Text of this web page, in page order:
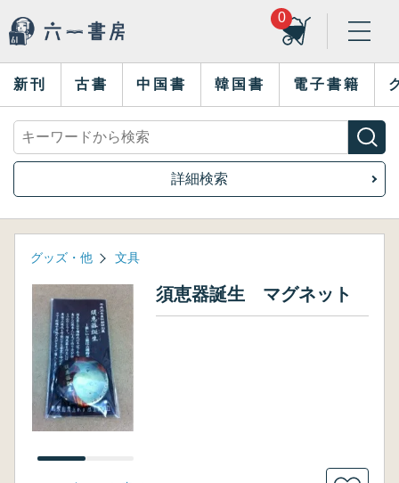
0
新刊 古書 中国書 韓国書 電子書籍
詳細検索
グッズ・他 文具
須恵器誕生 マグネット